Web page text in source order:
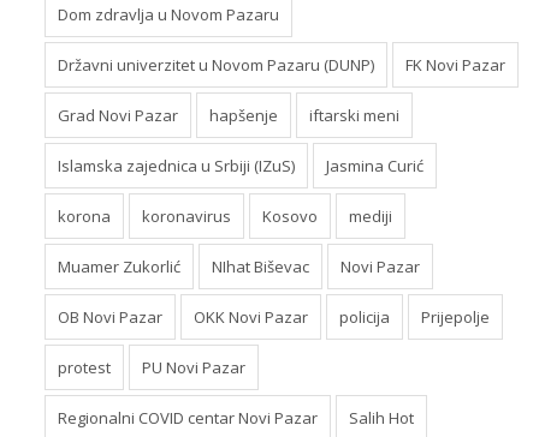
Dom zdravlja u Novom Pazaru
Državni univerzitet u Novom Pazaru (DUNP) FK Novi Pazar
Grad Novi Pazar hapšenje iftarski meni
Islamska zajednica u Srbiji (IZuS) Jasmina Curić
korona koronavirus Kosovo mediji
Muamer Zukorlić NIhat Biševac Novi Pazar
OB Novi Pazar OKK Novi Pazar policija Prijepolje
protest PU Novi Pazar
Regionalni COVID centar Novi Pazar Salih Hot